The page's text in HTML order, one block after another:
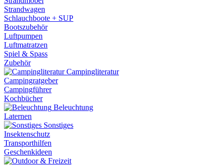
Strandwagen
Schlauchboote + SUP
Bootszubehör
Luftpumpen
Luftmatratzen
Spiel & Spass
Zubehör
Campingliteratur
Campingratgeber
Campingführer
Kochbücher
Beleuchtung
Laternen
Sonstiges
Insektenschutz
Transporthilfen
Geschenkideen